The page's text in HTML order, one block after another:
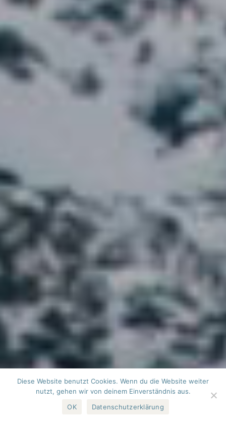
Diese Website benutzt Cookies. Wenn du die Website weiter
nutzt, gehen wir von deinem Einverständnis aus.
OK
Datenschutzerklärung